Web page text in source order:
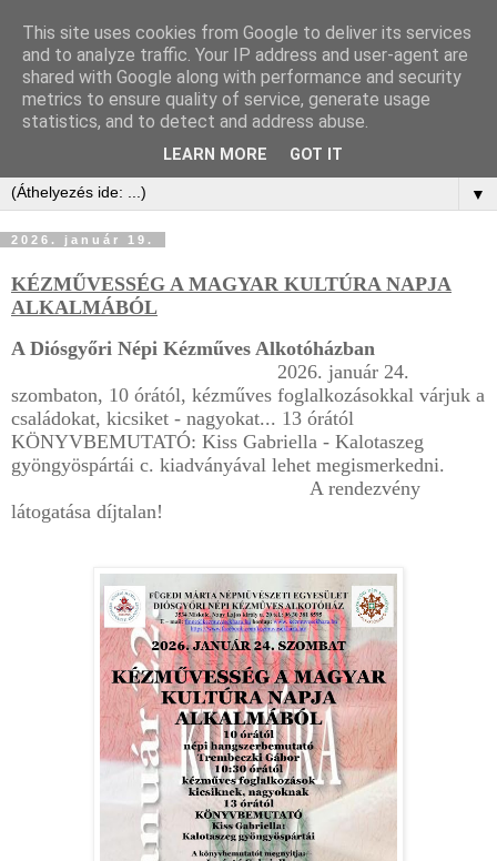
▼
2026. január 19.
KÉZMŰVESSÉG A MAGYAR KULTÚRA NAPJA
ALKALMÁBÓL
A Diósgyőri Népi Kézműves Alkotóházban
2026. január 24.
szombaton, 10 órától, kézműves foglalkozásokkal várjuk a
családokat, kicsiket - nagyokat... 13 órától
KÖNYVBEMUTATÓ: Kiss Gabriella - Kalotaszeg
gyöngyöspártái c. kiadványával lehet megismerkedni.
A rendezvény
látogatása díjtalan!
This site uses cookies from Google to deliver its services
and to analyze traffic. Your IP address and user-agent are
shared with Google along with performance and security
metrics to ensure quality of service, generate usage
statistics, and to detect and address abuse.
LEARN MORE GOT IT